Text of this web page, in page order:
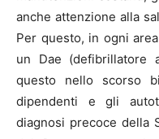
anche attenzione alla
Per questo, in ogni
un Dae (defibrillatore
questo nello scorso
dipendenti e gli
diagnosi precoce della